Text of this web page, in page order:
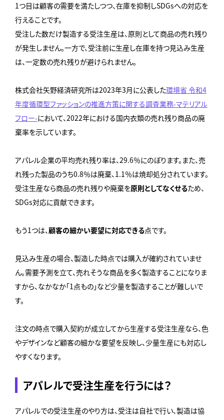
1つ目は顧客の需要を満たしつつ、在庫を抑制しSDGsへの対応を
行えることです。
受注した数だけ製造する受注生産は、原則として商品の売れ残り
が発生しません。一方で、受注前に生産し在庫を持つ見込み生産
は、一定数の売れ残りが避けられません。
株式会社矢野経済研究所は2023年3月に公表した環境省 令和4
年度循環型ファッションの推進方策に関する調査業務-マテリアル
フロー-において、2022年における国内衣類の売れ残り商品の廃
棄率を示しています。
アパレル企業の平均売れ残り率は、29.6％にのぼります。また、売
れ残った製品のうち0.8％は廃棄、1.1％は焼却処分されています。
受注生産なら商品の売れ残りや廃棄を原則としてなくせるため、
SDGs対応に貢献できます。
もう1つは、顧客の細かい要望に対応できる点です。
見込み生産の場合、製造した時点では購入が確約されていませ
ん。需要予測を立て、売れそうな商品を多く製造することになりま
すから、なかなか「1点もの」など少量を製造することが難しいで
す。
注文の時点で購入契約が成立してから生産する受注生産なら、色
やデザインなど顧客の細かな要望を反映し、少量生産にも対応し
やすくなります。
アパレルで受注生産を行うには？
アパレルでの受注生産のやり方は、受注は自社で行い、製造は協